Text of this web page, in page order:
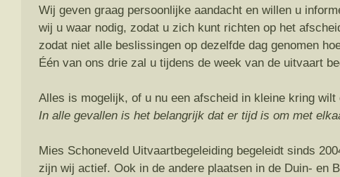
Wij geven graag persoonlijke aandacht en willen u
wij u waar nodig, zodat u zich kunt richten op het
zodat niet alle beslissingen op dezelfde dag genomen
Één van ons drie zal u tijdens de week van de uitvaart
Alles is mogelijk, of u nu een afscheid in kleine kring
In alle gevallen is het belangrijk dat er tijd is om met
Mies Schoneveld Uitvaartbegeleiding begeleidt sinds
zijn wij actief. Ook in de andere plaatsen in de Duin- en